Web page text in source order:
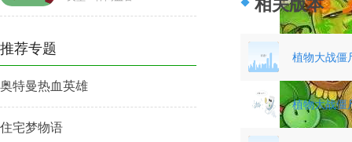
推荐专题
奥特曼热血英雄
住宅梦物语
相关版本
植物大战僵
植物大战僵